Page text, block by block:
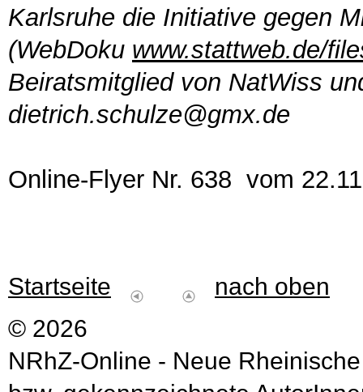
Karlsruhe die Initiative gegen
(WebDoku www.stattweb.de/
Beiratsmitglied von NatWiss
dietrich.schulze@gmx.de
Online-Flyer Nr. 638 vom
Startseite
nach oben
© 2026
NRhZ-Online - Neue